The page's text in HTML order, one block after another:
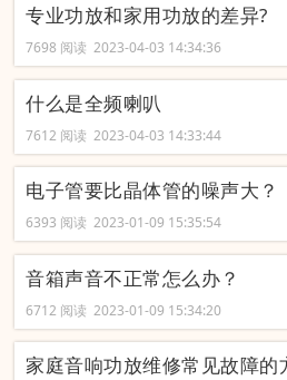
专业功放和家用功放的差异?
7698 阅读 2023-04-03 14:34:36
什么是全频喇叭
7612 阅读 2023-04-03 14:33:44
电子管要比晶体管的噪声大？
6393 阅读 2023-01-09 15:35:54
音箱声音不正常怎么办？
6712 阅读 2023-01-09 15:34:20
家庭音响功放维修常见故障的